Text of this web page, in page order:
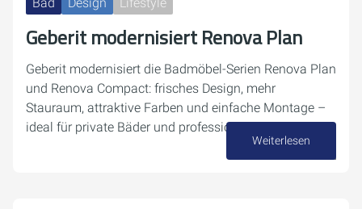
Geberit modernisiert Renova Plan
Geberit modernisiert die Badmöbel-Serien Renova Plan
und Renova Compact: frisches Design, mehr
Stauraum, attraktive Farben und einfache Montage –
ideal für private Bäder und professionelle Projekte.
Weiterlesen